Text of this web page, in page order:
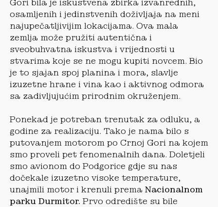
Gori bila je iskustvena zbirka izvanrednih,
osamljenih i jedinstvenih doživljaja na meni
najupečatljivijim lokacijama. Ova mala
zemlja može pružiti autentična i
sveobuhvatna iskustva i vrijednosti u
stvarima koje se ne mogu kupiti novcem. Bio
je to sjajan spoj planina i mora, slavlje
izuzetne hrane i vina kao i aktivnog odmora
sa zadivljujućim prirodnim okruženjem.
Ponekad je potreban trenutak za odluku, a
godine za realizaciju. Tako je nama bilo s
putovanjem motorom po Crnoj Gori na kojem
smo proveli pet fenomenalnih dana. Doletjeli
smo avionom do Podgorice gdje su nas
dočekale izuzetno visoke temperature,
unajmili motor i krenuli prema Nacionalnom
parku Durmitor. Prvo odredište su bile